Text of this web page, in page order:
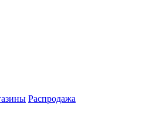
Распродажа